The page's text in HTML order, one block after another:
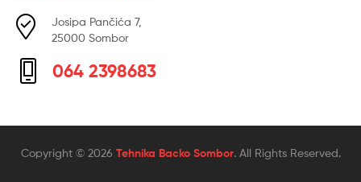
Josipa Pančića 7,
25000 Sombor
064 2398683
Copyright © 2026 Tehnika Backo Sombor. All Rights Reserved.